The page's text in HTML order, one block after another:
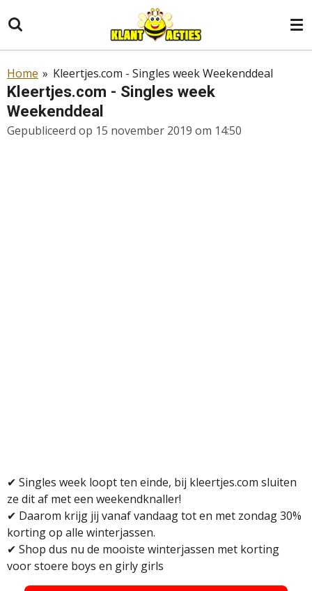
direct
naar
hoofdinhoud
Home » Kleertjes.com - Singles week Weekenddeal
Kleertjes.com - Singles week
Weekenddeal
Gepubliceerd op 15 november 2019 om 14:50
✔ Singles week loopt ten einde, bij kleertjes.com sluiten
ze dit af met een weekendknaller!
✔ Daarom krijg jij vanaf vandaag tot en met zondag 30%
korting op alle winterjassen.
✔ Shop dus nu de mooiste winterjassen met korting
voor stoere boys en girly girls